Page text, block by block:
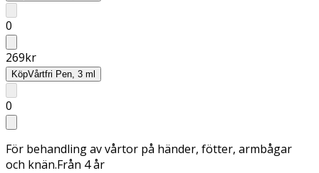
0
269kr
KöpVårtfri Pen, 3 ml
0
För behandling av vårtor på händer, fötter, armbågar
och knän.Från 4 år